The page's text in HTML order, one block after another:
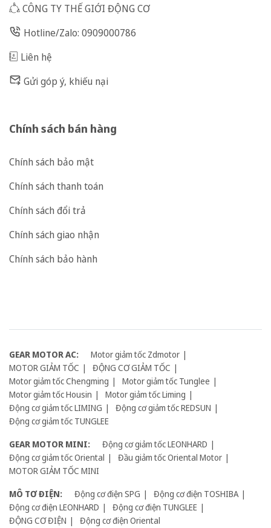
CÔNG TY THẾ GIỚI ĐỘNG CƠ
Hotline/Zalo: 0909000786
Liên hệ
Gửi góp ý, khiếu nại
Chính sách bán hàng
Chính sách bảo mật
Chính sách thanh toán
Chính sách đổi trả
Chính sách giao nhận
Chính sách bảo hành
GEAR MOTOR AC:
Motor giảm tốc Zdmotor
MOTOR GIẢM TỐC
ĐỘNG CƠ GIẢM TỐC
Motor giảm tốc Chengming
Motor giảm tốc Tunglee
Motor giảm tốc Housin
Motor giảm tốc Liming
Động cơ giảm tốc LIMING
Động cơ giảm tốc REDSUN
Động cơ giảm tốc TUNGLEE
GEAR MOTOR MINI:
Động cơ giảm tốc LEONHARD
Động cơ giảm tốc Oriental
Đầu giảm tốc Oriental Motor
MOTOR GIẢM TỐC MINI
MÔ TƠ ĐIỆN:
Động cơ điện SPG
Động cơ điện TOSHIBA
Động cơ điện LEONHARD
Động cơ điện TUNGLEE
ĐỘNG CƠ ĐIỆN
Động cơ điện Oriental